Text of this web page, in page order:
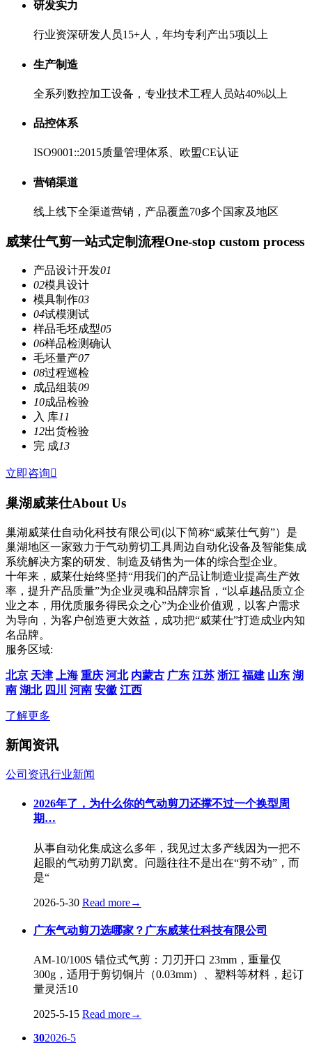
研发实力
行业资深研发人员15+人，年均专利产出5项以上
生产制造
全系列数控加工设备，专业技术工程人员站40%以上
品控体系
ISO9001::2015质量管理体系、欧盟CE认证
营销渠道
线上线下全渠道营销，产品覆盖70多个国家及地区
威莱仕气剪一站式定制流程One-stop custom process
产品设计开发01
02模具设计
模具制作03
04试模测试
样品毛坯成型05
06样品检测确认
毛坯量产07
08过程巡检
成品组装09
10成品检验
入 库11
12出货检验
完 成13
立即咨询
巢湖威莱仕About Us
巢湖威莱仕自动化科技有限公司(以下简称“威莱仕气剪”）是
巢湖地区一家致力于气动剪切工具周边自动化设备及智能集成
系统解决方案的研发、制造及销售为一体的综合型企业。
十年来，威莱仕始终坚持“用我们的产品让制造业提高生产效
率，提升产品质量”为企业灵魂和品牌宗旨，“以卓越品质立企
业之本，用优质服务得民众之心”为企业价值观，以客户需求
为导向，为客户创造更大效益，成功把“威莱仕”打造成业内知
名品牌。
服务区域:
北京 天津 上海 重庆 河北 内蒙古 广东 江苏 浙江 福建 山东 湖
南 湖北 四川 河南 安徽 江西
了解更多
新闻资讯
公司资讯行业新闻
2026年了，为什么你的气动剪刀还撑不过一个换型周
期…
从事自动化集成这么多年，我见过太多产线因为一把不
起眼的气动剪刀趴窝。问题往往不是出在“剪不动”，而
是“
2026-5-30 Read more→
广东气动剪刀选哪家？广东威莱仕科技有限公司
AM-10/100S 错位式气剪：刀刃开口 23mm，重量仅
300g，适用于剪切铜片（0.03mm）、塑料等材料，起订
量灵活10
2025-5-15 Read more→
302026-5